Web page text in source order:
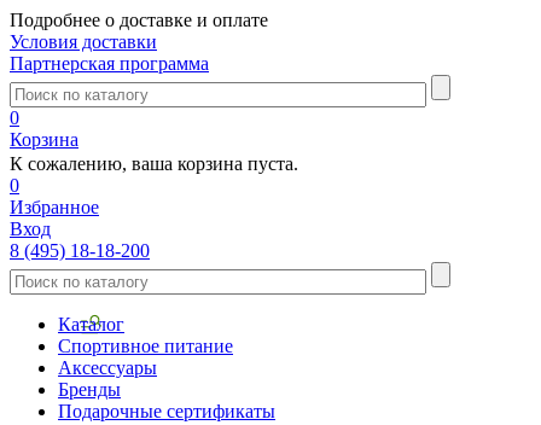
Подробнее о доставке и оплате
Условия доставки
Партнерская программа
0
Корзина
К сожалению, ваша корзина пуста.
0
Избранное
Вход
8 (495) 18-18-200
Каталог
Спортивное питание
Аксессуары
Бренды
Подарочные сертификаты